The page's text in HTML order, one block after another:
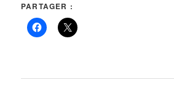
PARTAGER :